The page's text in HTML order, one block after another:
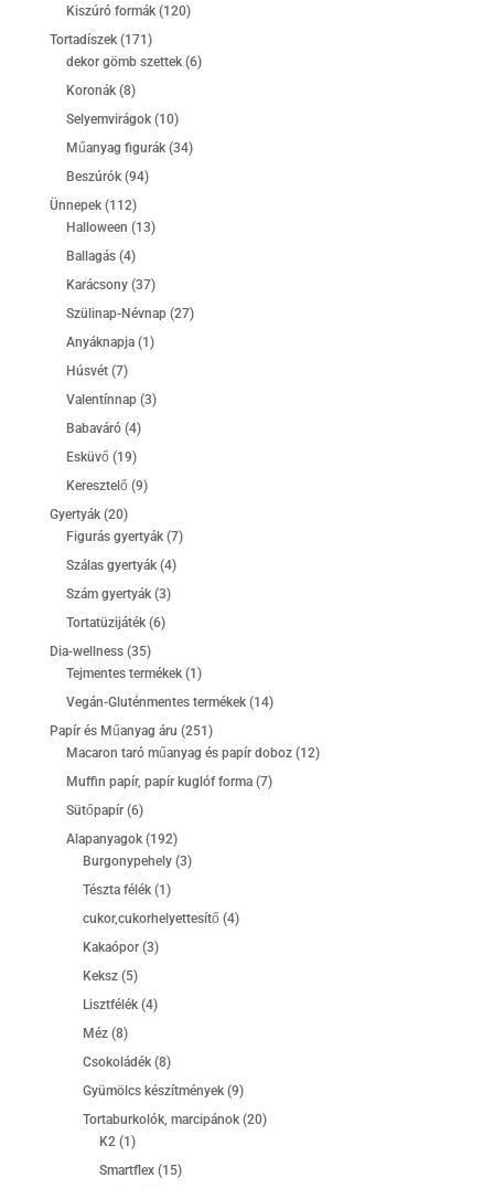
Kiszúró formák 120120
Tortadíszek 171171
termék
dekor gömb szettek 66
Koronák 88
termék
Selyemvirágok 1010
termék
Műanyag figurák 3434
Beszúrók 9494
Ünnepek 112112
termék
Halloween 1313
Ballagás 44
termék
Karácsony 3737
termék
Szülinap-Névnap 2727
Anyáknapja 11
Húsvét 77
termék
Valentínnap 33
Babaváró 44
Esküvő 1919
termék
Keresztelő 99
Gyertyák 2020
termék
Figurás gyertyák 77
Szálas gyertyák 44
Szám gyertyák 33
Tortatüzijáték 66
Dia-wellness 3535
termék
Tejmentes termékek 11
termék
Vegán-Gluténmentes termékek 1414
Papír és Műanyag áru 251251
termék
Macaron taró műanyag és papír doboz 1212
Muffin papír, papír kuglóf forma 77
Sütőpapír 66
termék
Alapanyagok 192192
termék
Burgonypehely 33
Tészta félék 11
termék
cukor,cukorhelyettesítő 44
Kakaópor 33
Keksz 55
termék
Lisztfélék 44
Méz 88
termék
Csokoládék 88
termék
Gyümölcs készítmények 99
termék
Tortaburkolók, marcipánok 2020
K2 11
termék
Smartflex 1515